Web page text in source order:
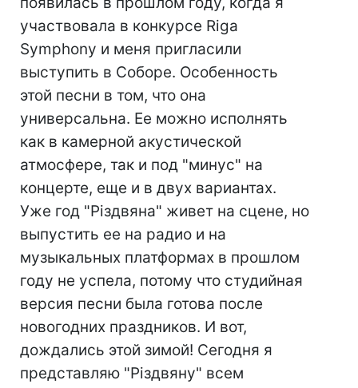
участвовала в конкурсе Riga
Symphony и меня пригласили
выступить в Соборе. Особенность
этой песни в том, что она
универсальна. Ее можно исполнять
как в камерной акустической
атмосфере, так и под "минус" на
концерте, еще и в двух вариантах.
Уже год "Різдвяна" живет на сцене, но
выпустить ее на радио и на
музыкальных платформах в прошлом
году не успела, потому что студийная
версия песни была готова после
новогодних праздников. И вот,
дождались этой зимой! Сегодня я
представляю "Різдвяну" всем